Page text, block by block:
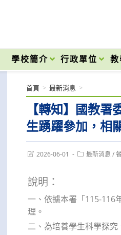
學校簡介 行政單位
【轉知】國教
生踴躍參加，相
首頁 > 最新消息 >
Post2026-06-01
Post最新消息 /
說明：
一、依據本署「115-116
理。
二、為培養學生科學探